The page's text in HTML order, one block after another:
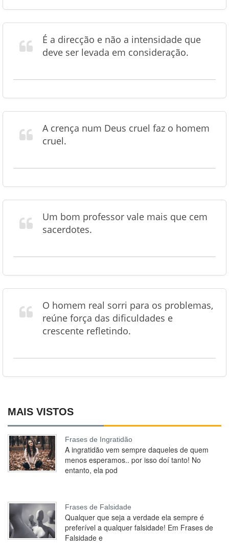
É a direcção e não a intensidade que
deve ser levada em consideração.
A crença num Deus cruel faz o homem
cruel.
Um bom professor vale mais que cem
sacerdotes.
O homem real sorri para os problemas,
reúne força das dificuldades e
crescente refletindo.
MAIS VISTOS
Frases de Ingratidão
A ingratidão vem sempre daqueles de quem
menos esperamos.. por isso doí tanto! No
entanto, ela pod
Frases de Falsidade
Qualquer que seja a verdade ela sempre é
preferível a qualquer falsidade! Em Frases de
Falsidade e